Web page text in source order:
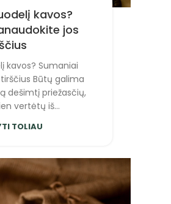
kavos?
jos
kavos? Sumaniai
Būtų galima
dešimtį priežasčių,
vertėtų iš...
TOLIAU